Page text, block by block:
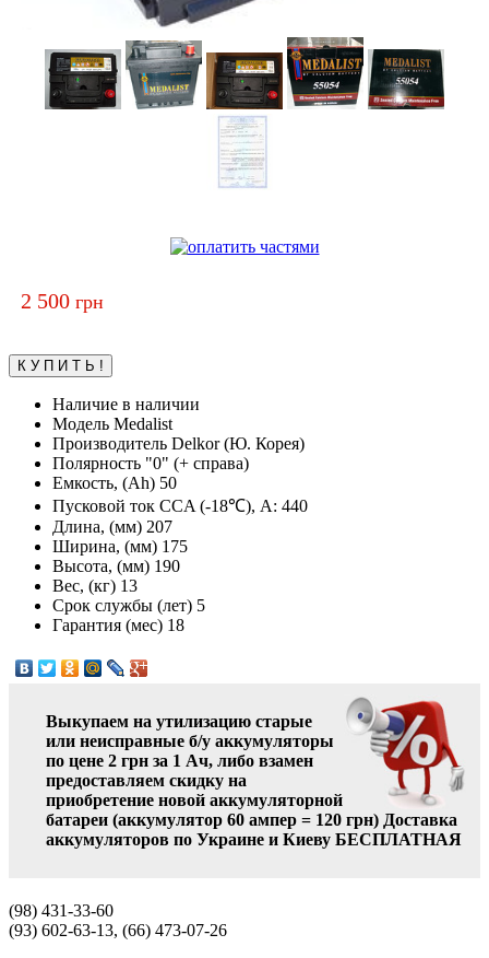
2 500 грн
Наличие в наличии
Модель Medalist
Производитель Delkor (Ю. Корея)
Полярность "0" (+ справа)
Емкость, (Ah) 50
Пусковой ток CCA (-18℃), А: 440
Длина, (мм) 207
Ширина, (мм) 175
Высота, (мм) 190
Вес, (кг) 13
Срок службы (лет) 5
Гарантия (мес) 18
Выкупаем на утилизацию старые
или неисправные б/у аккумуляторы
по цене 2 грн за 1 Ач, либо взамен
предоставляем скидку на
приобретение новой аккумуляторной
батареи (аккумулятор 60 ампер = 120 грн) Доставка
аккумуляторов по Украине и Киеву БЕСПЛАТНАЯ
(98) 431-33-60
(93) 602-63-13, (66) 473-07-26